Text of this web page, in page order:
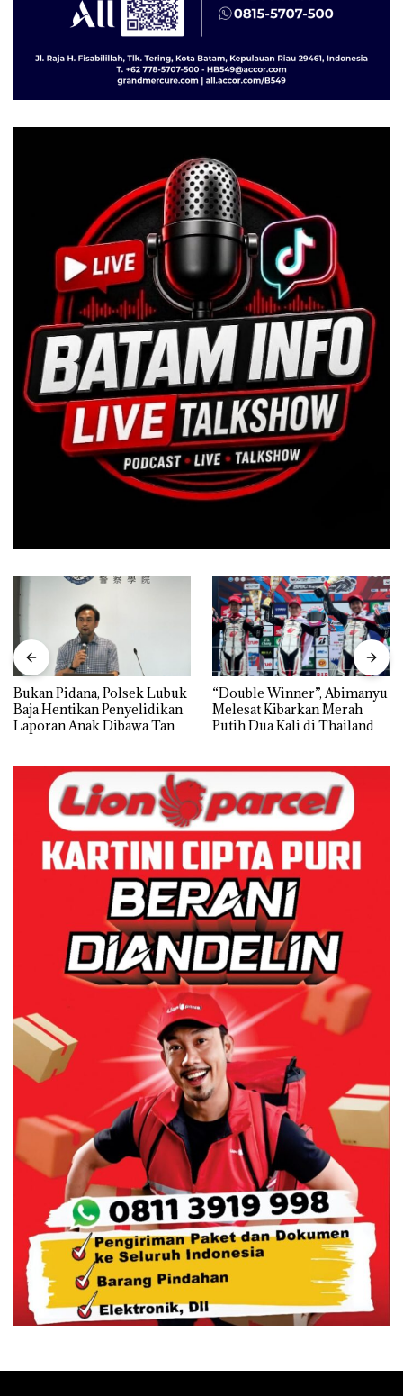
Bukan Pidana, Polsek Lubuk
Baja Hentikan Penyelidikan
Laporan Anak Dibawa Tanpa
“Double Winner”, Abimanyu
Melesat Kibarkan Merah
Putih Dua Kali di Thailand